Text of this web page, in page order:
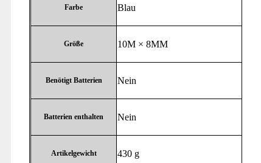
Farbe ‎Blau
Größe ‎10M × 8MM
Benötigt Batterien ‎Nein
Batterien enthalten ‎Nein
Artikelgewicht ‎430 g